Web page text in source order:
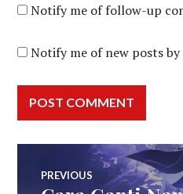
Notify me of follow-up
Notify me of new posts by
Post
PREVIOUS